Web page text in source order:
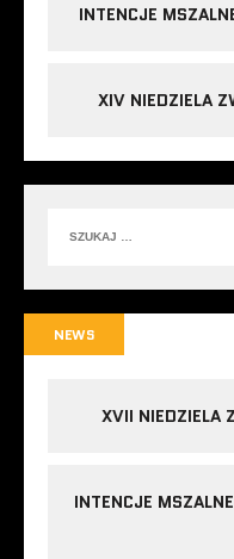
INTENCJE
XIV NIEDZIELA
NEWS
XVII NIEDZIELA
INTENCJE